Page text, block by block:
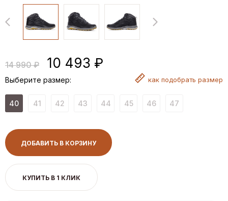
14 990 ₽ 10 493 ₽
Выберите размер: как подобрать размер
40 41 42 43 44 45 46 47
ДОБАВИТЬ В КОРЗИНУ
КУПИТЬ В 1 КЛИК